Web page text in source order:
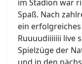
im Stadion war
Spaß. Nach
ein
Ruuuudiiiiiii live
Spielzüge der